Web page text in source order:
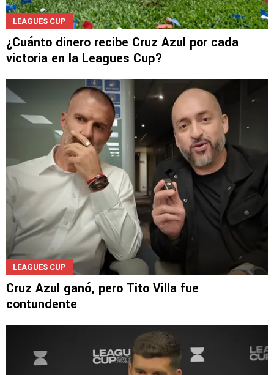
LEAGUES CUP
¿Cuánto dinero recibe Cruz Azul por cada
victoria en la Leagues Cup?
LEAGUES CUP
Cruz Azul ganó, pero Tito Villa fue
contundente